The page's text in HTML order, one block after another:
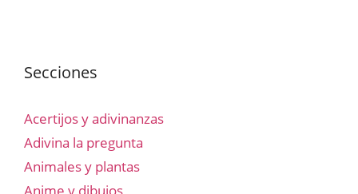
Secciones
Acertijos y adivinanzas
Adivina la pregunta
Animales y plantas